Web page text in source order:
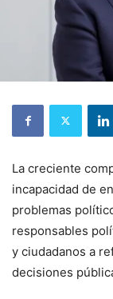
La creciente
incapacidad de
problemas
responsables
y ciudadanos a
decisiones